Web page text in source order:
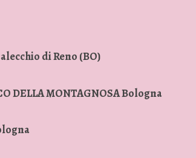
di Reno (BO)
DELLA MONTAGNOSA Bologna